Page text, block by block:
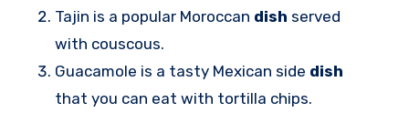
Tajin is a popular Moroccan dish served
with couscous.
Guacamole is a tasty Mexican side dish
that you can eat with tortilla chips.